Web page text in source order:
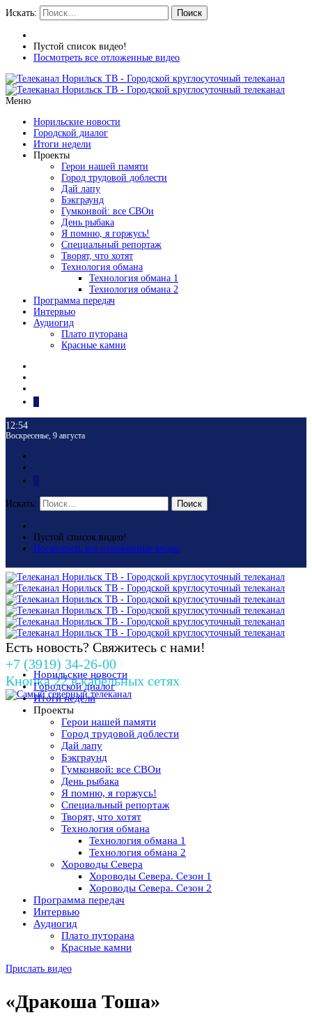
Искать: Поиск
Пустой список видео!
Посмотреть все отложенные видео
Меню
Норильские новости
Городской диалог
Итоги недели
Проекты
Герои нашей памяти
Город трудовой доблести
Дай лапу
Бэкграунд
Гумконвой: все СВОи
День рыбака
Я помню, я горжусь!
Специальный репортаж
Творят, что хотят
Технология обмана
Технология обмана 1
Технология обмана 2
Программа передач
Интервью
Аудиогид
Плато путорана
Красные камни
12:54
Воскресенье, 9 августа
Искать: Поиск
Пустой список видео!
Посмотреть все отложенные видео
Есть новость? Свяжитесь с нами!
+7 (3919) 34-26-00
Кнопка 22 в кабельных сетях
Норильские новости
Городской диалог
Итоги недели
Проекты
Герои нашей памяти
Город трудовой доблести
Дай лапу
Бэкграунд
Гумконвой: все СВОи
День рыбака
Я помню, я горжусь!
Специальный репортаж
Творят, что хотят
Технология обмана
Технология обмана 1
Технология обмана 2
Хороводы Севера
Хороводы Севера. Сезон 1
Хороводы Севера. Сезон 2
Программа передач
Интервью
Аудиогид
Плато путорана
Красные камни
Прислать видео
«Дракоша Тоша»